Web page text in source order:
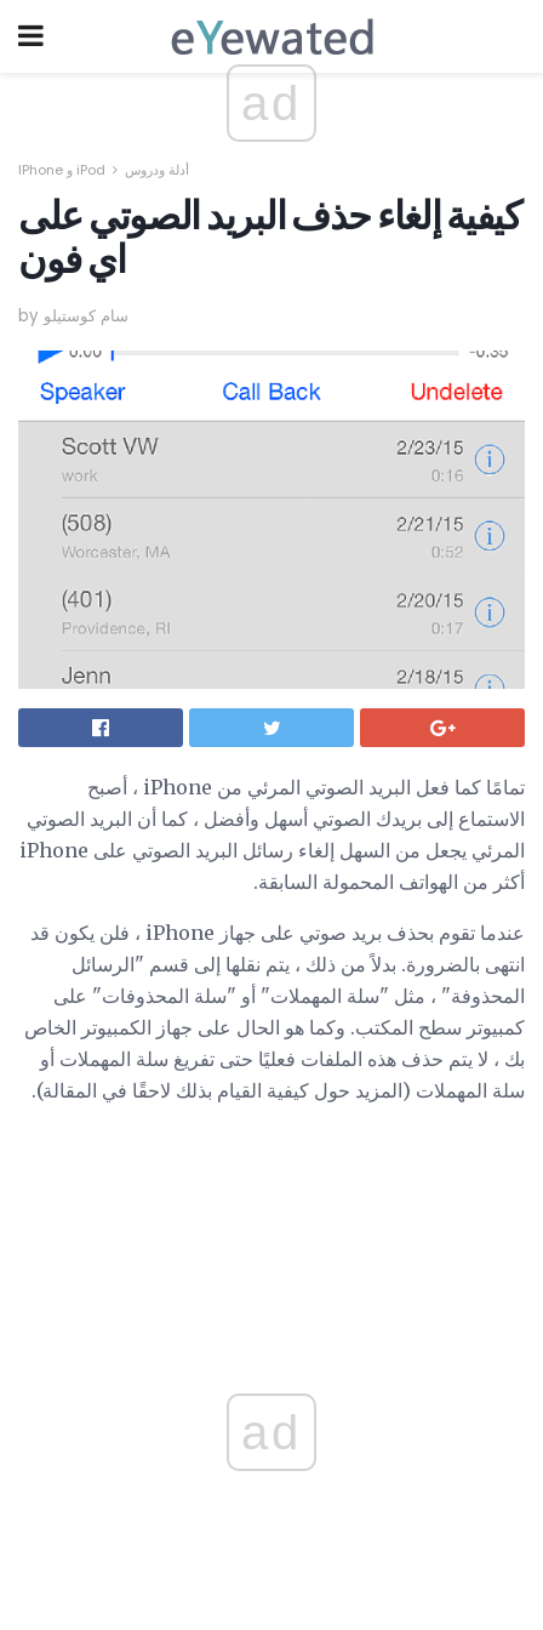
ad
IPhone و iPod أدلة ودروس
كيفية إلغاء حذف البريد الصوتي على
اي فون
by سام كوستيلو
تمامًا كما فعل البريد الصوتي المرئي من iPhone ، أصبح
الاستماع إلى بريدك الصوتي أسهل وأفضل ، كما أن البريد الصوتي
المرئي يجعل من السهل إلغاء رسائل البريد الصوتي على iPhone
أكثر من الهواتف المحمولة السابقة.
عندما تقوم بحذف بريد صوتي على جهاز iPhone ، فلن يكون قد
انتهى بالضرورة. بدلاً من ذلك ، يتم نقلها إلى قسم "الرسائل
المحذوفة" ، مثل "سلة المهملات" أو "سلة المحذوفات" على
كمبيوتر سطح المكتب. وكما هو الحال على جهاز الكمبيوتر الخاص
بك ، لا يتم حذف هذه الملفات فعليًا حتى تفريغ سلة المهملات أو
سلة المهملات (المزيد حول كيفية القيام بذلك لاحقًا في المقالة).
ad